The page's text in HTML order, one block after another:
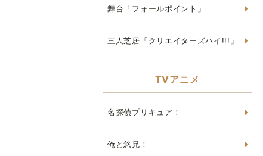
舞台「フォールポイント」
三人芝居「クリエイターズハイ!!!」
TVアニメ
名探偵プリキュア！
俺と悠兄！